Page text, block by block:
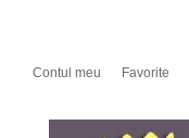
Contul meu Favorite